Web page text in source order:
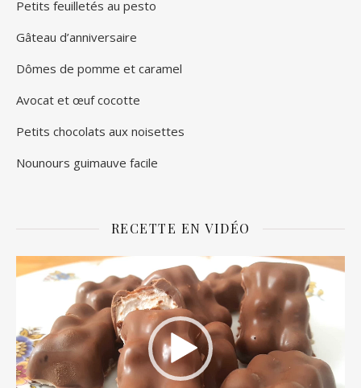
Petits feuilletés au pesto
Gâteau d’anniversaire
Dômes de pomme et caramel
Avocat et œuf cocotte
Petits chocolats aux noisettes
Nounours guimauve facile
RECETTE EN VIDÉO
Lecteur
vidéo